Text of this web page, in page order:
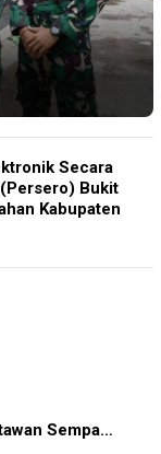
Secara
Bukit
Kabupaten
Sempa…